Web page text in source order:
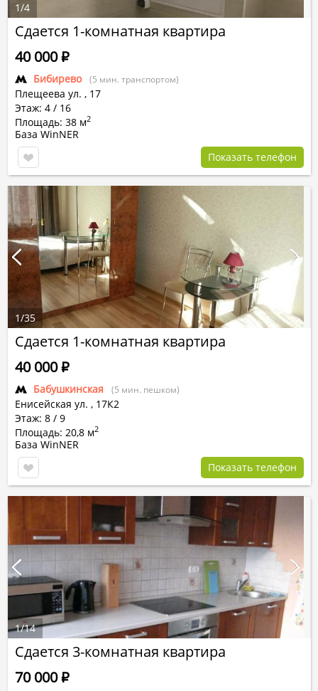
Сдается 1-комнатная квартира
Бибирево (5 мин. транспортом)
Плещеева ул. , 17
Этаж: 4 / 16
Площадь: 38 м2
40 000Р
База WinNER
Показать телефон
1/4
Сдается 1-комнатная квартира
Бабушкинская (5 мин. пешком)
Енисейская ул. , 17К2
Этаж: 8 / 9
Площадь: 20,8 м2
40 000Р
База WinNER
Показать телефон
1/35
Сдается 3-комнатная квартира
70 000Р
1/14